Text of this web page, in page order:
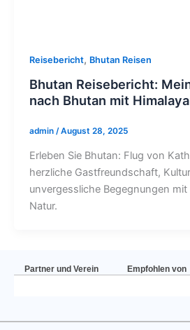
Reisebericht, Bhutan Reisen
Bhutan Reisebericht:
nach Bhutan mit
admin /August 28, 2025
Erleben Sie Bhutan: Flug von
herzliche Gastfreundschaft,
unvergessliche Begegnungen
Natur.
Partner und Verein Empfohlen von